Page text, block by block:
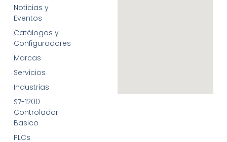
Noticias y
Eventos
Catálogos y
Configuradores
Marcas
Servicios
Industrias
S7-1200
Controlador
Basico
PLCs